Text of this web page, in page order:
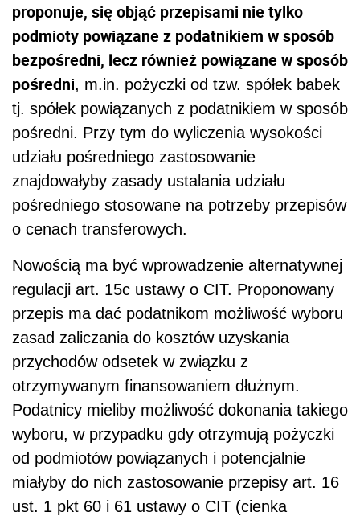
proponuje, się objąć przepisami nie tylko
podmioty powiązane z podatnikiem w sposób
bezpośredni, lecz również powiązane w sposób
pośredni, m.in. pożyczki od tzw. spółek babek
tj. spółek powiązanych z podatnikiem w sposób
pośredni. Przy tym do wyliczenia wysokości
udziału pośredniego zastosowanie
znajdowałyby zasady ustalania udziału
pośredniego stosowane na potrzeby przepisów
o cenach transferowych.
Nowością ma być wprowadzenie alternatywnej
regulacji art. 15c ustawy o CIT. Proponowany
przepis ma dać podatnikom możliwość wyboru
zasad zaliczania do kosztów uzyskania
przychodów odsetek w związku z
otrzymywanym finansowaniem dłużnym.
Podatnicy mieliby możliwość dokonania takiego
wyboru, w przypadku gdy otrzymują pożyczki
od podmiotów powiązanych i potencjalnie
miałyby do nich zastosowanie przepisy art. 16
ust. 1 pkt 60 i 61 ustawy o CIT (cienka